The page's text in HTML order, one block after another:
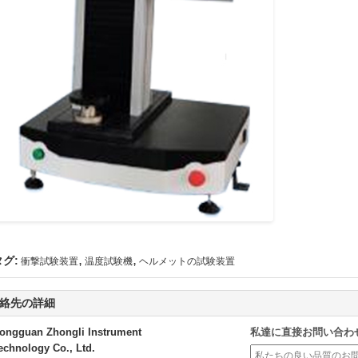
グ: 衝撃試験装置, 温度試験機, ヘルメットの試験装置
先の詳細
Zhongli Instrument
Co., Ltd.
私達に直接お問い合わ